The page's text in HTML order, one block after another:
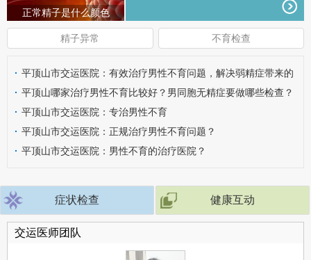
正常精子是什么颜色
精子异常 不育检查
· 平顶山市交运医院：有效治疗男性不育问题，解决弱精症带来的
危害
· 平顶山哪家治疗男性不育比较好？男同胞无精症要做哪些检查？
· 平顶山市交运医院：专治男性不育
· 平顶山市交运医院：正规治疗男性不育问题？
· 平顶山市交运医院：男性不育的治疗医院？
症状检查 健康互动
交运医师团队